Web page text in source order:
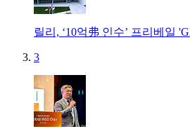
릴리, ‘10억弗 인수’ 프리베일
3